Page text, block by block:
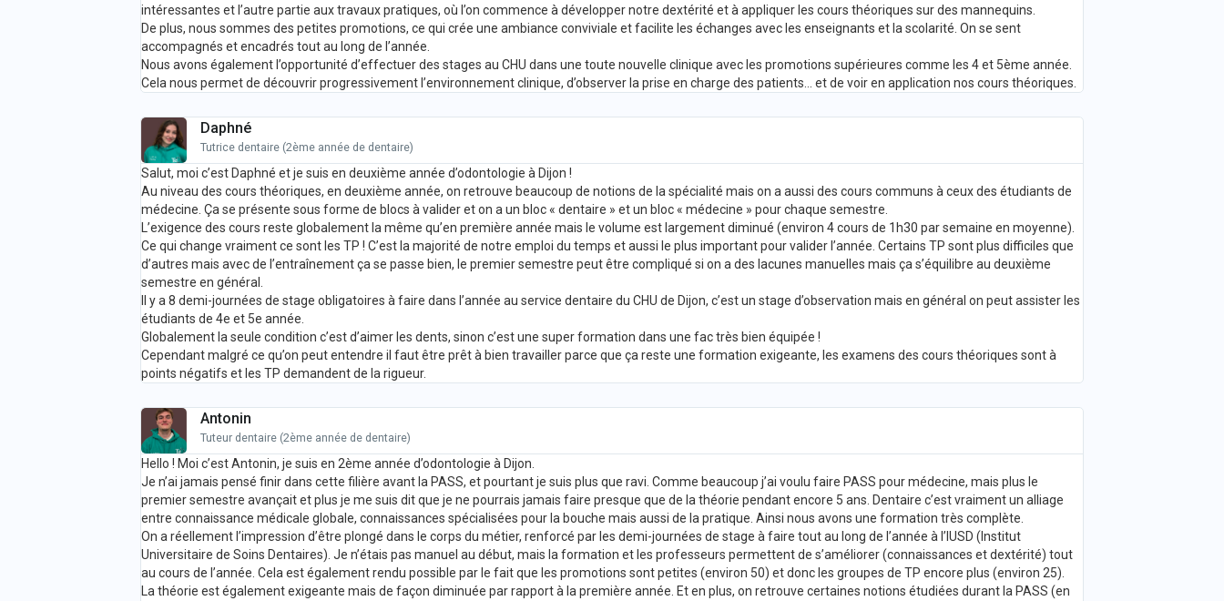
intéressantes et l’autre partie aux travaux pratiques, où l’on commence à développer notre dextérité et à appliquer les cours théoriques sur des mannequins.
De plus, nous sommes des petites promotions, ce qui crée une ambiance conviviale et facilite les échanges avec les enseignants et la scolarité. On se sent
accompagnés et encadrés tout au long de l’année.
Nous avons également l’opportunité d’effectuer des stages au CHU dans une toute nouvelle clinique avec les promotions supérieures comme les 4 et 5ème année.
Cela nous permet de découvrir progressivement l’environnement clinique, d’observer la prise en charge des patients… et de voir en application nos cours théoriques.
Daphné
Tutrice dentaire (2ème année de dentaire)
Salut, moi c’est Daphné et je suis en deuxième année d’odontologie à Dijon !
Au niveau des cours théoriques, en deuxième année, on retrouve beaucoup de notions de la spécialité mais on a aussi des cours communs à ceux des étudiants de
médecine. Ça se présente sous forme de blocs à valider et on a un bloc « dentaire » et un bloc « médecine » pour chaque semestre.
L’exigence des cours reste globalement la même qu’en première année mais le volume est largement diminué (environ 4 cours de 1h30 par semaine en moyenne).
Ce qui change vraiment ce sont les TP ! C’est la majorité de notre emploi du temps et aussi le plus important pour valider l’année. Certains TP sont plus difficiles que
d’autres mais avec de l’entraînement ça se passe bien, le premier semestre peut être compliqué si on a des lacunes manuelles mais ça s’équilibre au deuxième
semestre en général.
Il y a 8 demi-journées de stage obligatoires à faire dans l’année au service dentaire du CHU de Dijon, c’est un stage d’observation mais en général on peut assister les
étudiants de 4e et 5e année.
Globalement la seule condition c’est d’aimer les dents, sinon c’est une super formation dans une fac très bien équipée !
Cependant malgré ce qu’on peut entendre il faut être prêt à bien travailler parce que ça reste une formation exigeante, les examens des cours théoriques sont à
points négatifs et les TP demandent de la rigueur.
Antonin
Tuteur dentaire (2ème année de dentaire)
Hello ! Moi c’est Antonin, je suis en 2ème année d’odontologie à Dijon.
Je n’ai jamais pensé finir dans cette filière avant la PASS, et pourtant je suis plus que ravi. Comme beaucoup j’ai voulu faire PASS pour médecine, mais plus le
premier semestre avançait et plus je me suis dit que je ne pourrais jamais faire presque que de la théorie pendant encore 5 ans. Dentaire c’est vraiment un alliage
entre connaissance médicale globale, connaissances spécialisées pour la bouche mais aussi de la pratique. Ainsi nous avons une formation très complète.
On a réellement l’impression d’être plongé dans le corps du métier, renforcé par les demi-journées de stage à faire tout au long de l’année à l’IUSD (Institut
Universitaire de Soins Dentaires). Je n’étais pas manuel au début, mais la formation et les professeurs permettent de s’améliorer (connaissances et dextérité) tout
au cours de l’année. Cela est également rendu possible par le fait que les promotions sont petites (environ 50) et donc les groupes de TP encore plus (environ 25).
La théorie est également exigeante mais de façon diminuée par rapport à la première année. Et en plus, on retrouve certaines notions étudiées durant la PASS (en